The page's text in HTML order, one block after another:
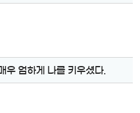
우 엄하게 나를 키우셨다.